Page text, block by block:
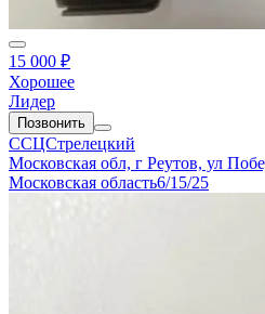
15 000 ₽
Хорошее
Лидер
Позвонить
ССЦСтрелецкий
Московская обл, г Реутов, ул
Московская область6/15/25